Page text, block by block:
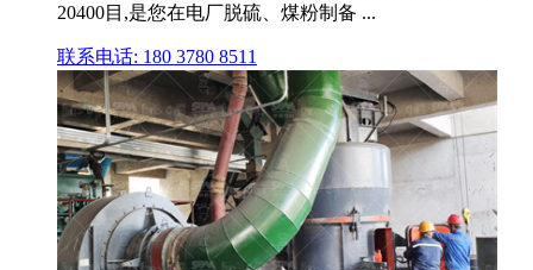
20400目,是您在电厂脱硫、煤粉制备 ...
联系电话: 180 3780 8511